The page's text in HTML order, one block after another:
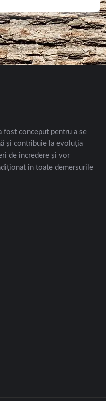
fost conceput pentru a se
și contribuie la evoluția
de încredere și vor
în toate demersurile